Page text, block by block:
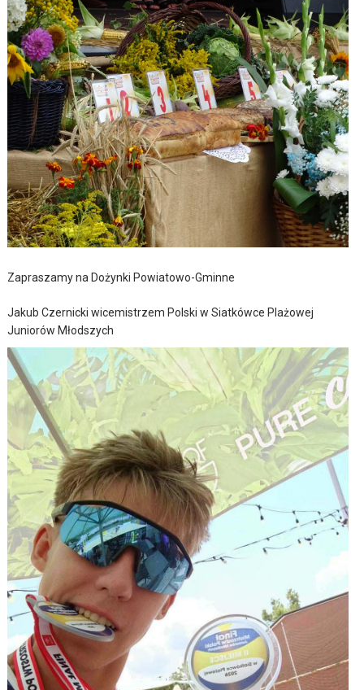
Zapraszamy na Dożynki Powiatowo-Gminne
Jakub Czernicki wicemistrzem Polski w Siatkówce Plażowej
Juniorów Młodszych